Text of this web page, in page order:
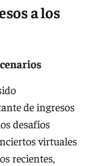
a los
de ingresos
desafíos
virtuales
recientes,